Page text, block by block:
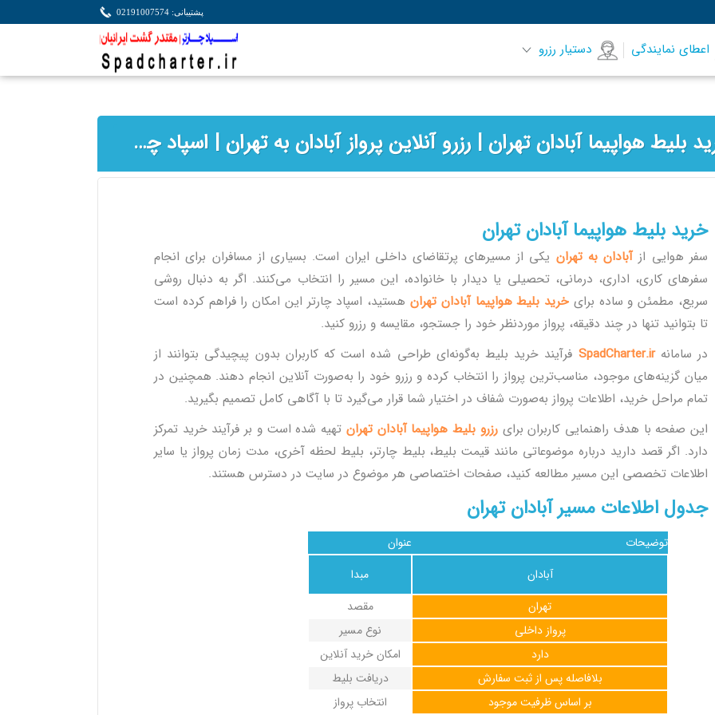
اعطای نمایندگی دستیار رزرو
پشتیبانی: 02191007574
خرید بلیط هواپیما آبادان تهران | رزرو آنلاین پرواز آبادان به تهران | اسپاد چارتر
خرید بلیط هواپیما آبادان تهران
سفر هوایی ازآبادان به تهران یکی از مسیرهای پرتقاضای داخلی ایران است. بسیاری از مسافران برای انجام
سفرهای کاری، اداری، درمانی، تحصیلی یا دیدار با خانواده، این مسیر را انتخاب می‌کنند. اگر به دنبال روشی
سریع، مطمئن و ساده برای خرید بلیط هواپیما آبادان تهران هستید، اسپاد چارتر این امکان را فراهم کرده است
تا بتوانید تنها در چند دقیقه، پرواز موردنظر خود را جستجو، مقایسه و رزرو کنید.
در سامانه SpadCharter.ir
فرآیند خرید بلیط به‌گونه‌ای طراحی شده است که کاربران بدون پیچیدگی بتوانند از
میان گزینه‌های موجود، مناسب‌ترین پرواز را انتخاب کرده و رزرو خود را به‌صورت آنلاین انجام دهند. همچنین در
تمام مراحل خرید، اطلاعات پرواز به‌صورت شفاف در اختیار شما قرار می‌گیرد تا با آگاهی کامل تصمیم بگیرید.
این صفحه با هدف راهنمایی کاربران برایرزرو بلیط هواپیما آبادان تهران تهیه شده است و بر فرآیند خرید تمرکز
دارد. اگر قصد دارید درباره موضوعاتی مانند قیمت بلیط، بلیط چارتر، بلیط لحظه آخری، مدت زمان پرواز یا سایر
اطلاعات تخصصی این مسیر مطالعه کنید، صفحات اختصاصی هر موضوع در سایت در دسترس هستند.
جدول اطلاعات مسیر آبادان تهران
عنوان
توضیحات
مبدا
آبادان
مقصد
تهران
نوع مسیر
پرواز داخلی
امکان خرید آنلاین
دارد
دریافت بلیط
بلافاصله پس از ثبت سفارش
انتخاب پرواز
بر اساس ظرفیت موجود